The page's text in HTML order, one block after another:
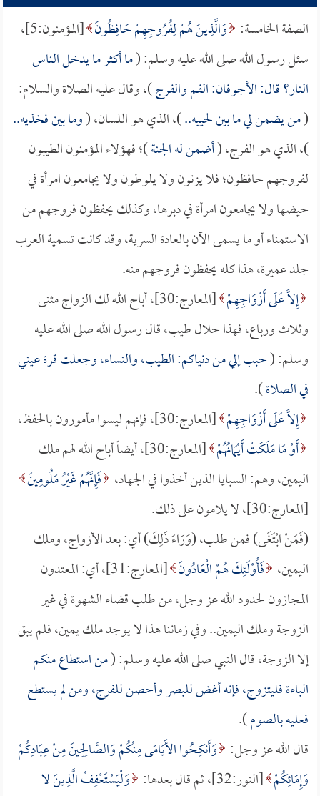
الصفة الخامسة: وَالَّذِينَ هُمْ لِفُرُوجِهِمْ حَافِظُونَ
[المؤمنون:5]،
سئل رسول الله صلى الله عليه وسلم: (ما أكثر ما يدخل الناس
النار؟ قال: الأجوفان: الفم والفرج)، وقال عليه الصلاة والسلام:
(من يضمن لي ما بين لحييه..)، الذي هو اللسان، (وما بين فخذيه..
)، الذي هو الفرج، (أضمن له الجنة)؛ فهؤلاء المؤمنون الطيبون
لفروجهم حافظون؛ فلا يزنون ولا يلوطون ولا يجامعون امرأة في
حيضها ولا يجامعون امرأة في دبرها، وكذلك يحفظون فروجهم من
الاستمناء أو ما يسمى الآن بالعادة السرية، وقد كانت تسمية العرب
جلد عميرة، هذا كله يحفظون فروجهم منه.
إِلاَّ عَلَى أَزْوَاجِهِمْ
[المعارج:30]، أباح الله لك الزواج مثنى
وثلاث ورباع، فهذا حلال طيب، قال رسول الله صلى الله عليه
وسلم: (حبب إلي من دنياكم: الطيب، والنساء، وجعلت قرة عيني
في الصلاة).
إِلاَّ عَلَى أَزْوَاجِهِمْ [المعارج:30]، فإنهم ليسوا مأمورون بالحفظ،
أَوْ مَا مَلَكَتْ أَيْمَانُهُمْ
[المعارج:30]، أيضاً أباح الله لهم ملك
اليمين، وهم: السبايا الذين أخذوا في الجهاد، فَإِنَّهُمْ غَيْرُ مَلُومِينَ
[المعارج:30]، لا يلامون على ذلك.
(فَمَنْ ابْتَغَى) فمن طلب، (وَرَاءَ ذَلِكَ) أي: بعد الأزواج، وملك
اليمين، فَأُوْلَئِكَ هُمْ الْعَادُونَ
[المعارج:31]، أي: المعتدون
المجازون لحدود الله عز وجل، من طلب قضاء الشهوة في غير
الزوجة وملك اليمين.. وفي زماننا هذا لا يوجد ملك يمين، فلم يبق
إلا الزوجة، قال النبي صلى الله عليه وسلم: (من استطاع منكم
الباءة فليتزوج، فإنه أغض للبصر وأحصن للفرج، ومن لم يستطع
فعليه بالصوم).
قال الله عز وجل: وَأَنكِحُوا الأَيَامَى مِنْكُمْ وَالصَّالِحِينَ مِنْ عِبَادِكُمْ
وَإِمَائِكُمْ [النور:32]، ثم قال بعدها:
وَلْيَسْتَعْفِفْ الَّذِينَ لا